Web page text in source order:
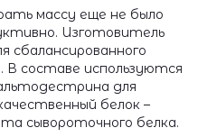
массу еще не было
Изготовитель
сбалансированного
В составе используются
для
белок –
сывороточного белка.